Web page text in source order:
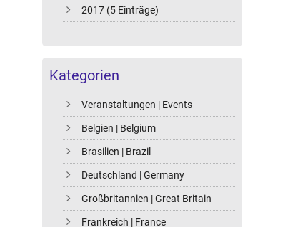
2017 (5 Einträge)
Kategorien
Veranstaltungen | Events
Belgien | Belgium
Brasilien | Brazil
Deutschland | Germany
Großbritannien | Great Britain
Frankreich | France